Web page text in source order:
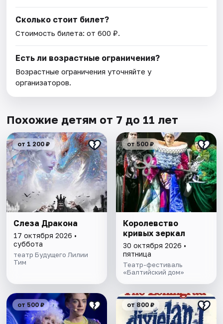
Сколько стоит билет?
Стоимость билета: от 600 ₽.
Есть ли возрастные ограничения?
Возрастные ограничения уточняйте у
организаторов.
Похожие детям от 7 до 11 лет
от 1 200 ₽
Слеза Дракона
17 октября 2026 •
суббота
театр Будущего Лилии
Тим
от 500 ₽
Королевство
кривых зеркал
30 октября 2026 •
пятница
Театр-фестиваль
«Балтийский дом»
от 500 ₽ от 800 ₽